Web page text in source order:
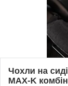
Чохли на
MAX-K